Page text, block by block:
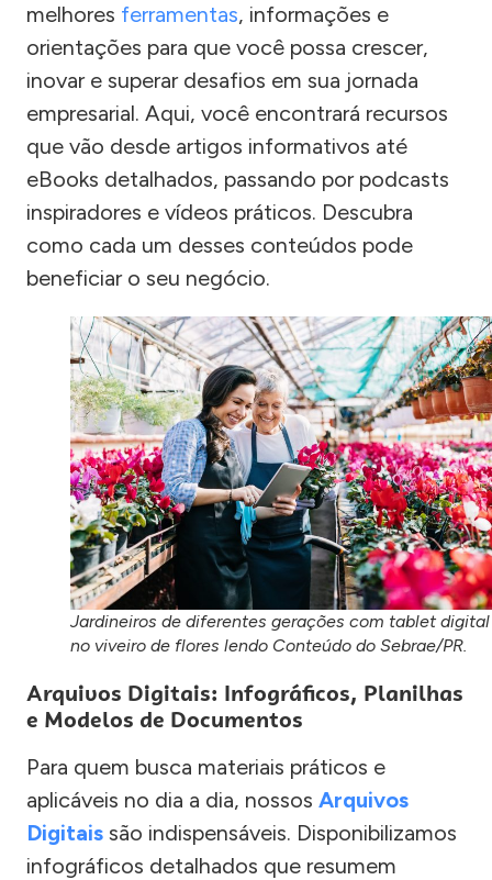
melhores ferramentas, informações e
orientações para que você possa crescer,
inovar e superar desafios em sua jornada
empresarial. Aqui, você encontrará recursos
que vão desde artigos informativos até
eBooks detalhados, passando por podcasts
inspiradores e vídeos práticos. Descubra
como cada um desses conteúdos pode
beneficiar o seu negócio.
Jardineiros de diferentes gerações com tablet digital
no viveiro de flores lendo Conteúdo do Sebrae/PR.
Arquivos Digitais: Infográficos, Planilhas
e Modelos de Documentos
Para quem busca materiais práticos e
aplicáveis no dia a dia, nossos Arquivos
Digitais são indispensáveis. Disponibilizamos
infográficos detalhados que resumem